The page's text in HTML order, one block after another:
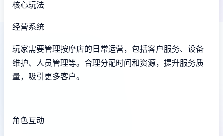
核心玩法
经营系统
玩家需要管理按摩店的日常运营，包括客户服务、设备
维护、人员管理等。合理分配时间和资源，提升服务质
量，吸引更多客户。
角色互动